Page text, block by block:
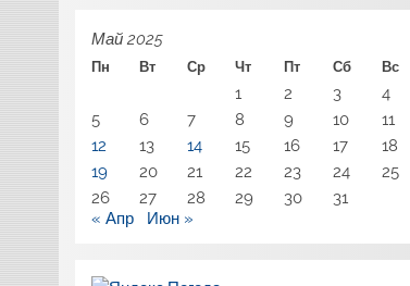
Май 2025
Пн Вт Ср Чт Пт Сб Вс
1 2 3
4
5
6 7 8 9 10
11
12
13 14 15 16 17
18
19
20 21 22 23 24
25
26
27 28 29 30
31
« Апр
Июн »